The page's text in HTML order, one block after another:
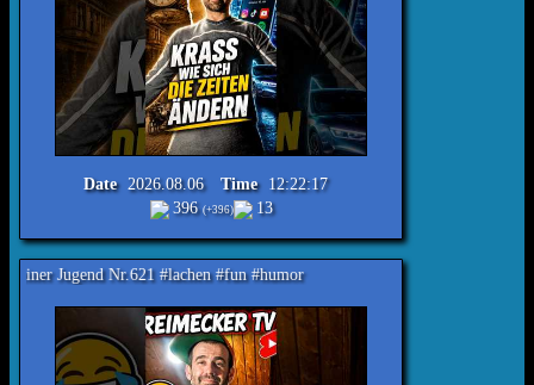
Date 2026.08.06 Time 12:22:17
396(+396) 13
Nr.621 #lachen #fun #humor